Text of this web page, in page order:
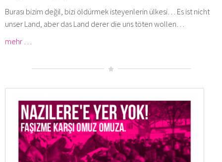
Burası bizim değil, bizi öldürmek isteyenlerin ülkesi… Es ist nicht
unser Land, aber das Land derer die uns töten wollen…
mehr …